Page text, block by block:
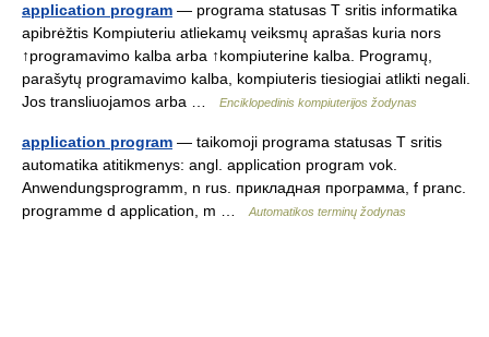
application program — programa statusas T sritis informatika
apibrėžtis Kompiuteriu atliekamų veiksmų aprašas kuria nors
↑programavimo kalba arba ↑kompiuterine kalba. Programų,
parašytų programavimo kalba, kompiuteris tiesiogiai atlikti negali.
Jos transliuojamos arba …
Enciklopedinis kompiuterijos žodynas
application program — taikomoji programa statusas T sritis
automatika atitikmenys: angl. application program vok.
Anwendungsprogramm, n rus. прикладная программа, f pranc.
programme d application, m …
Automatikos terminų žodynas